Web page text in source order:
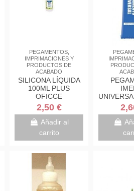
PEGAMENTOS,
IMPRIMACIONES Y
PRODUCTOS DE
ACABADO
SILICONA LÍQUIDA
100ML PLUS
OFICCE
2,50 €
Añadir al
carrito